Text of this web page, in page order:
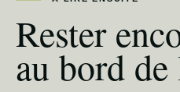
Rester
au bord de